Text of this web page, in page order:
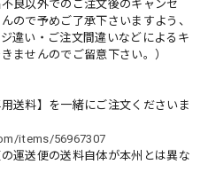
良以外でのご注文後のキャンセ
ので予めご了承下さいますよう、
違い・ご注文間違いなどによるキ
ませんのでご留意下さい。）
送料】を一緒にご注文くださいま
items/56967307
運送便の送料自体が本州とは異な